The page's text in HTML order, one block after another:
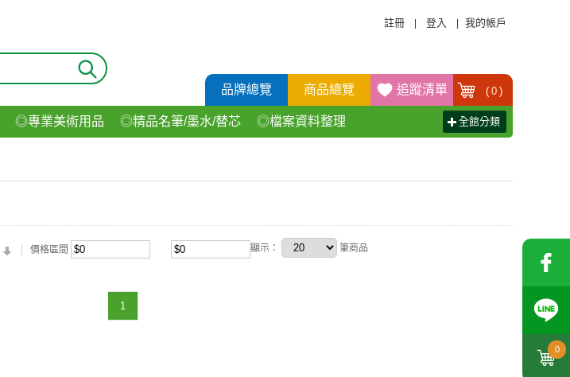
0
註冊 登入 我的帳戶
品牌總覽 商品總覽 追蹤清單 ( 0 )
◎專業美術用品 ◎精品名筆/墨水/替芯 ◎檔案資料整理 全館分類
價格區間 顯示： 筆商品
1